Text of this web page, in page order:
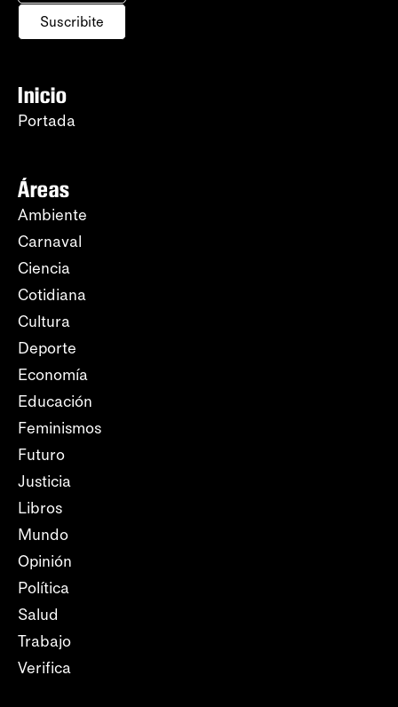
Suscribite
Inicio
Portada
Áreas
Ambiente
Carnaval
Ciencia
Cotidiana
Cultura
Deporte
Economía
Educación
Feminismos
Futuro
Justicia
Libros
Mundo
Opinión
Política
Salud
Trabajo
Verifica